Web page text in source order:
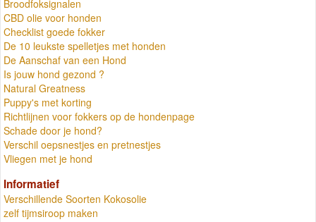
Broodfoksignalen
CBD olie voor honden
Checklist goede fokker
De 10 leukste spelletjes met honden
De Aanschaf van een Hond
Is jouw hond gezond ?
Natural Greatness
Puppy's met korting
Richtlijnen voor fokkers op de hondenpage
Schade door je hond?
Verschil oepsnestjes en pretnestjes
Vliegen met je hond
Informatief
Verschillende Soorten Kokosolie
zelf tijmsiroop maken